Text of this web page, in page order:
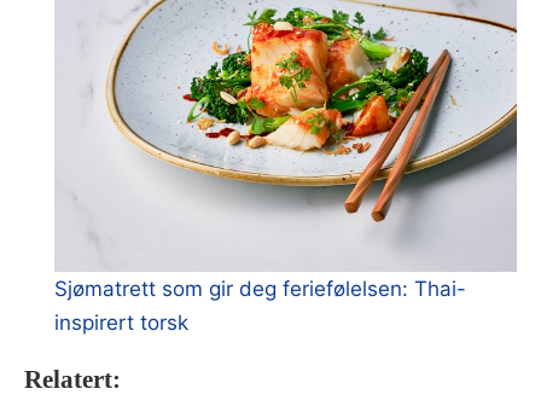
Sjømatrett som gir deg feriefølelsen: Thai-
inspirert torsk
Relatert: